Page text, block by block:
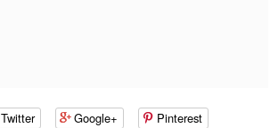
Twitter Google+ Pinterest